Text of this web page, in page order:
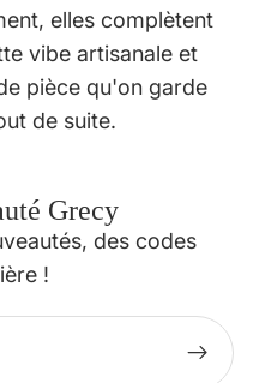
elles complètent
vibe artisanale et
pièce qu'on garde
de suite.
Grecy
des codes
!